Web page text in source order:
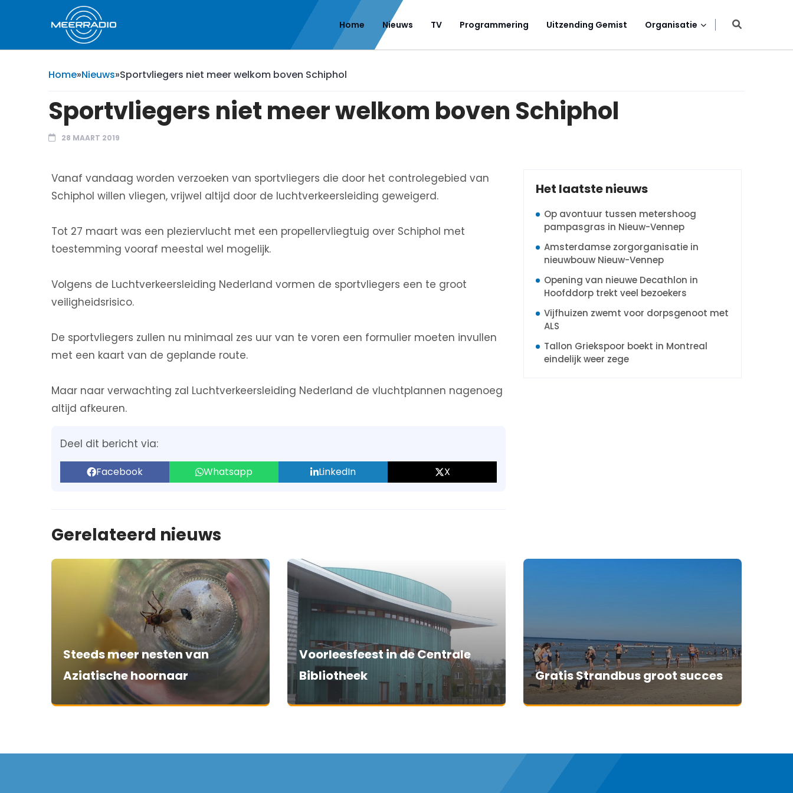
Home Nieuws TV Programmering Uitzending Gemist Organisatie
Home»Nieuws»Sportvliegers niet meer welkom boven Schiphol
Sportvliegers niet meer welkom boven Schiphol
28 MAART 2019
Vanaf vandaag worden verzoeken van sportvliegers die door het controlegebied van
Schiphol willen vliegen, vrijwel altijd door de luchtverkeersleiding geweigerd.
Tot 27 maart was een pleziervlucht met een propellervliegtuig over Schiphol met
toestemming vooraf meestal wel mogelijk.
Volgens de Luchtverkeersleiding Nederland vormen de sportvliegers een te groot
veiligheidsrisico.
De sportvliegers zullen nu minimaal zes uur van te voren een formulier moeten invullen
met een kaart van de geplande route.
Maar naar verwachting zal Luchtverkeersleiding Nederland de vluchtplannen nagenoeg
altijd afkeuren.
Deel dit bericht via:
Facebook Whatsapp LinkedIn X
Het laatste nieuws
Op avontuur tussen metershoog
pampasgras in Nieuw-Vennep
Amsterdamse zorgorganisatie in
nieuwbouw Nieuw-Vennep
Opening van nieuwe Decathlon in
Hoofddorp trekt veel bezoekers
Vijfhuizen zwemt voor dorpsgenoot met
ALS
Tallon Griekspoor boekt in Montreal
eindelijk weer zege
Gerelateerd nieuws
Steeds meer nesten van
Aziatische hoornaar
Voorleesfeest in de Centrale
Bibliotheek
Gratis Strandbus groot succes